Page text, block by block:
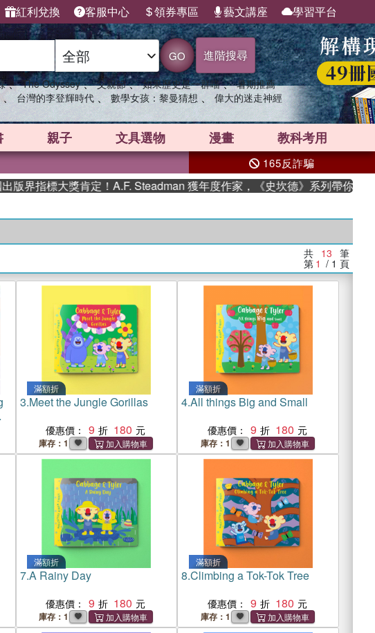
紅利兌換 客服中心 領券專區 藝文講座 學習平台
GO 進階搜尋
、 The Odyssey 、 父親節 、 如果歷史是一群喵 、 暑期推薦
、 台灣的李登輝時代 、 數學女孩：黎曼猜想 、 偉大的迷走神經
親子 文具選物 漫畫 教科考用
165反詐騙
指標大獎肯定！A.F. Steadman 獲年度作家，《史坎德》系列帶你踏上熱血
共 13 筆
第 1 / 1 頁
滿額折
3.Meet the Jungle Gorillas
優惠價： 9 180
庫存：1
滿額折
4.All things Big and Small
優惠價： 9 180
庫存：1
滿額折
7.A Rainy Day
優惠價： 9 180
庫存：1
滿額折
8.Climbing a Tok-Tok Tree
優惠價： 9 180
庫存：1